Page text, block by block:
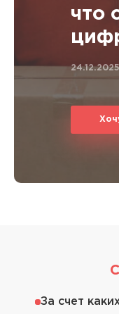
что
24.12.2025
За счет